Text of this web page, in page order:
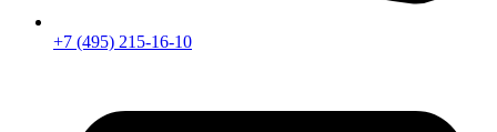
+7 (495) 215-16-10